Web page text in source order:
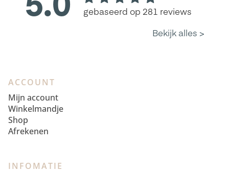
ACCOUNT
Mijn account
Winkelmandje
Shop
Afrekenen
INFOMATIE